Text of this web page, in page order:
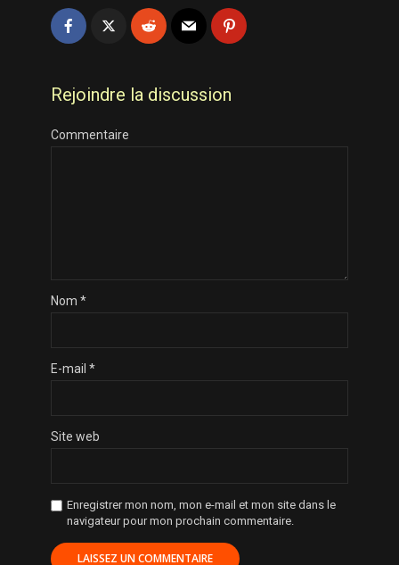
Rejoindre la discussion
Commentaire
Nom *
E-mail *
Site web
Enregistrer mon nom, mon e-mail et mon site dans le
navigateur pour mon prochain commentaire.